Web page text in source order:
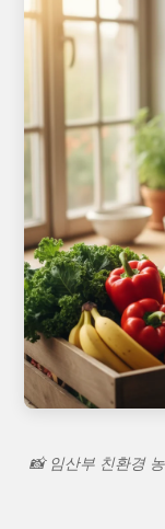
📸 임산부 친환경